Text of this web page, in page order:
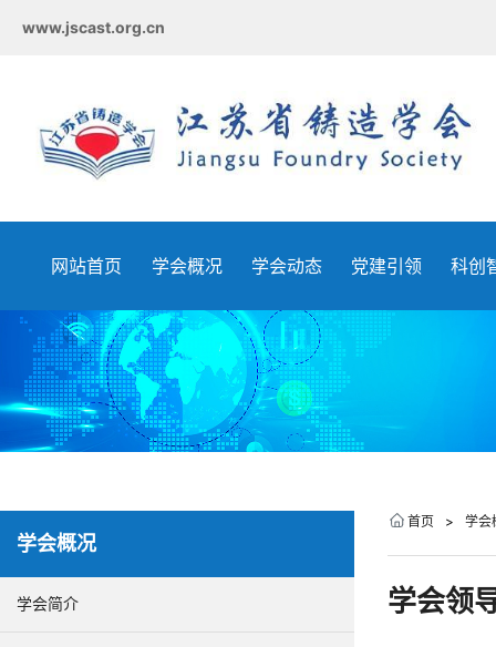
www.jscast.org.cn
网站首页 学会概况 学会动态 党建引领 科创
学会概况
学会简介
首页 > 学会
学会领